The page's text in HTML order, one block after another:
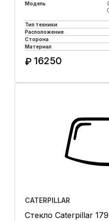
Модель
Тип техники
Расположение
Сторона
Материал
₽ 16250
CATERPILLAR
Стекло Caterpillar 179